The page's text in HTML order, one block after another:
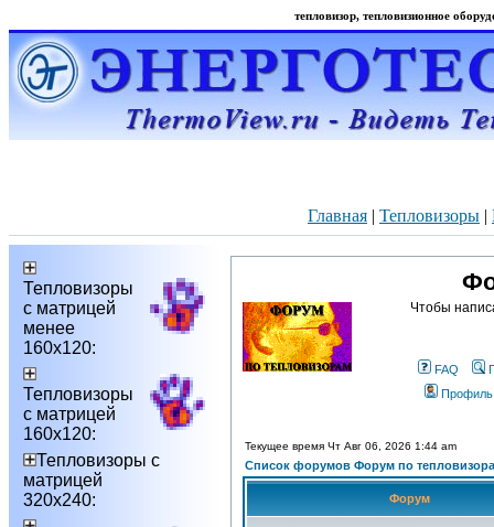
тепловизор, тепловизионное
Главная | Тепловизоры |
Тепловизоры
с матрицей
менее
160х120:
Тепловизоры
с матрицей
160х120:
Тепловизоры с
матрицей
320х240:
Чтобы
FAQ
Профиль
Текущее время Чт Авг 06, 2026 1:44 am
Список форумов Форум по
Форум